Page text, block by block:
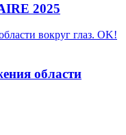
2025
области